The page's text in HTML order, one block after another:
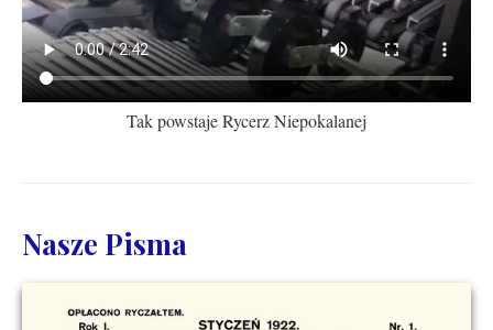
Tak powstaje Rycerz Niepokalanej
Nasze Pisma